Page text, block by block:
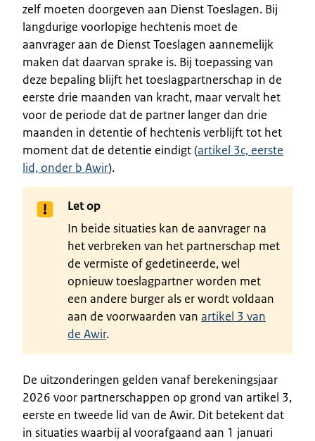
zelf moeten doorgeven aan Dienst Toeslagen. Bij
langdurige voorlopige hechtenis moet de
aanvrager aan de Dienst Toeslagen aannemelijk
maken dat daarvan sprake is. Bij toepassing van
deze bepaling blijft het toeslagpartnerschap in de
eerste drie maanden van kracht, maar vervalt het
voor de periode dat de partner langer dan drie
maanden in detentie of hechtenis verblijft tot het
moment dat de detentie eindigt (artikel 3c, eerste
lid, onder b Awir).
Let op
In beide situaties kan de aanvrager na
het verbreken van het partnerschap met
de vermiste of gedetineerde, wel
opnieuw toeslagpartner worden met
een andere burger als er wordt voldaan
aan de voorwaarden van artikel 3 van
de Awir.
De uitzonderingen gelden vanaf berekeningsjaar
2026 voor partnerschappen op grond van artikel 3,
eerste en tweede lid van de Awir. Dit betekent dat
in situaties waarbij al voorafgaand aan 1 januari